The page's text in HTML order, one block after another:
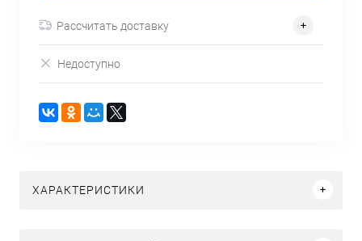
Рассчитать доставку
Недоступно
ХАРАКТЕРИСТИКИ